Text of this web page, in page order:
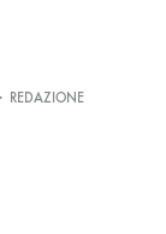
REDAZIONE